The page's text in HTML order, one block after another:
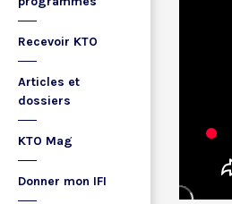
Recevoir KTO
Articles et
dossiers
KTO Mag
Donner mon IFI